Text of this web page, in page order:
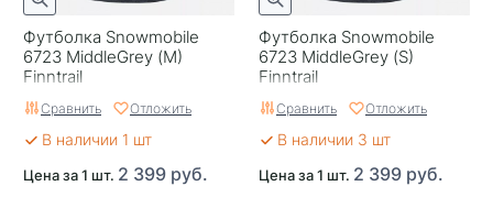
Футболка Snowmobile
6723 MiddleGrey (M)
Finntrail
Сравнить Отложить
В наличии 1 шт
Цена за 1 шт. 2 399 руб.
Футболка Snowmobile
6723 MiddleGrey (S)
Finntrail
Сравнить Отложить
В наличии 3 шт
Цена за 1 шт. 2 399 руб.